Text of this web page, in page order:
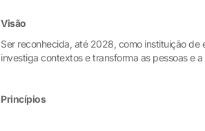
Visão
Ser reconhecida, até 2028, como instituição
investiga contextos e transforma as pessoas e
Princípios